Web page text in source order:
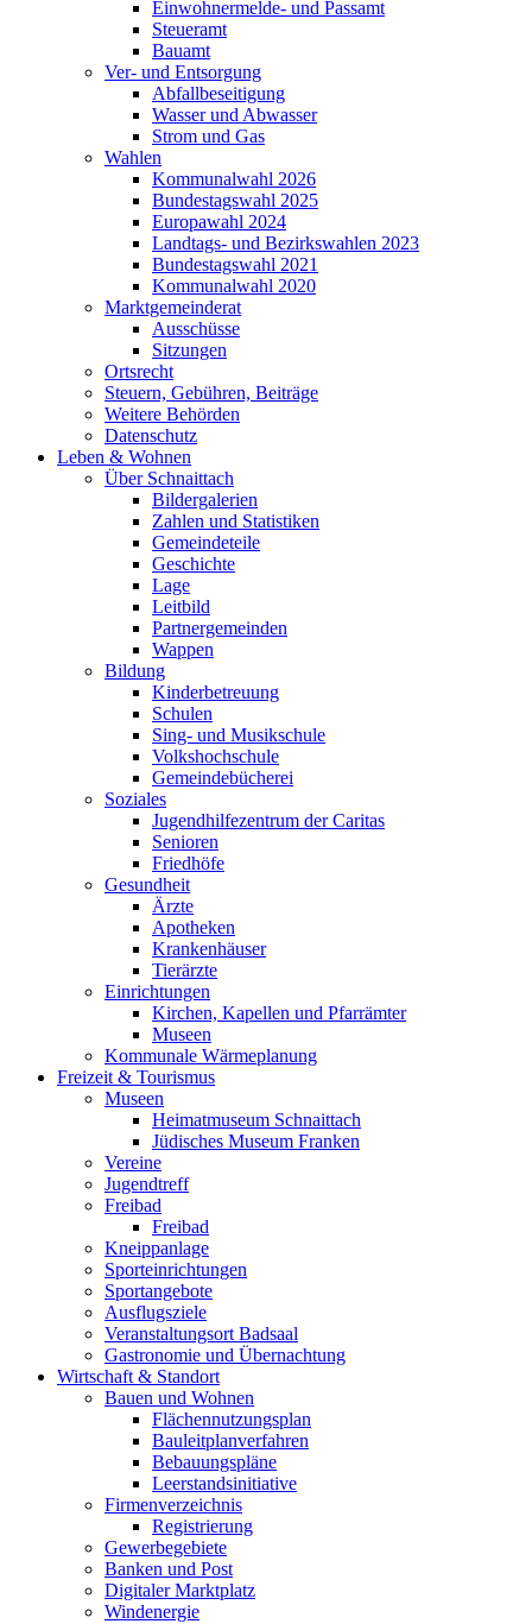
Einwohnermelde- und Passamt
Steueramt
Bauamt
Ver- und Entsorgung
Abfallbeseitigung
Wasser und Abwasser
Strom und Gas
Wahlen
Kommunalwahl 2026
Bundestagswahl 2025
Europawahl 2024
Landtags- und Bezirkswahlen 2023
Bundestagswahl 2021
Kommunalwahl 2020
Marktgemeinderat
Ausschüsse
Sitzungen
Ortsrecht
Steuern, Gebühren, Beiträge
Weitere Behörden
Datenschutz
Leben & Wohnen
Über Schnaittach
Bildergalerien
Zahlen und Statistiken
Gemeindeteile
Geschichte
Lage
Leitbild
Partnergemeinden
Wappen
Bildung
Kinderbetreuung
Schulen
Sing- und Musikschule
Volkshochschule
Gemeindebücherei
Soziales
Jugendhilfezentrum der Caritas
Senioren
Friedhöfe
Gesundheit
Ärzte
Apotheken
Krankenhäuser
Tierärzte
Einrichtungen
Kirchen, Kapellen und Pfarrämter
Museen
Kommunale Wärmeplanung
Freizeit & Tourismus
Museen
Heimatmuseum Schnaittach
Jüdisches Museum Franken
Vereine
Jugendtreff
Freibad
Freibad
Kneippanlage
Sporteinrichtungen
Sportangebote
Ausflugsziele
Veranstaltungsort Badsaal
Gastronomie und Übernachtung
Wirtschaft & Standort
Bauen und Wohnen
Flächennutzungsplan
Bauleitplanverfahren
Bebauungspläne
Leerstandsinitiative
Firmenverzeichnis
Registrierung
Gewerbegebiete
Banken und Post
Digitaler Marktplatz
Windenergie